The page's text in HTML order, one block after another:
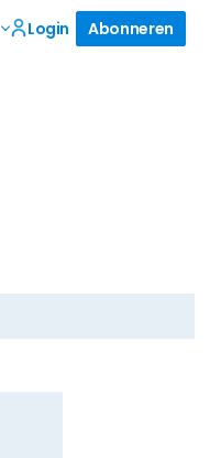
Login Abonneren